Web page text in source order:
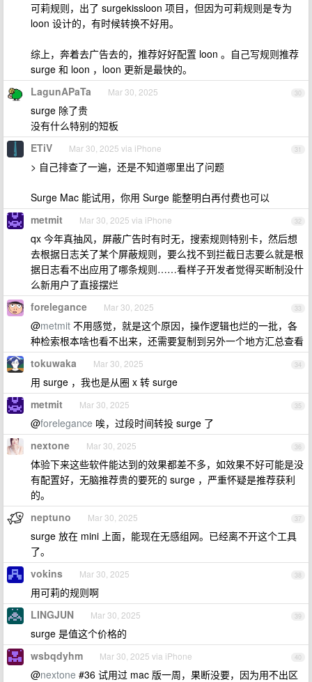
可莉规则，出了 surgekissloon 项目，但因为可莉规则是专为
loon 设计的，有时候转换不好用。
综上，奔着去广告去的，推荐好好配置 loon 。自己写规则推荐
surge 和 loon ，loon 更新是最快的。
30
LagunAPaTa Mar 30, 2025
surge 除了贵
没有什么特别的短板
31
ETiV Mar 30, 2025 via iPhone
> 自己排查了一遍，还是不知道哪里出了问题
Surge Mac 能试用，你用 Surge 能整明白再付费也可以
32
metmit Mar 30, 2025 via iPhone
qx 今年真抽风，屏蔽广告时有时无，搜索规则特别卡，然后想
去根据日志关了某个屏蔽规则，要么找不到拦截日志要么就是根
据日志看不出应用了哪条规则……看样子开发者觉得买断制没什
么新用户了直接摆烂
33
forelegance Mar 30, 2025
@metmit 不用感觉，就是这个原因，操作逻辑也烂的一批，各
种检索根本啥也看不出来，还需要复制到另外一个地方汇总查看
34
tokuwaka Mar 30, 2025
用 surge ，我也是从圈 x 转 surge
35
metmit Mar 30, 2025
@forelegance 唉，过段时间转投 surge 了
36
nextone Mar 30, 2025
体验下来这些软件能达到的效果都差不多，如效果不好可能是没
有配置好，无脑推荐贵的要死的 surge ，严重怀疑是推荐获利
的。
37
neptuno Mar 30, 2025
surge 放在 mini 上面，能现在无感组网。已经离不开这个工具
了。
38
vokins Mar 30, 2025
用可莉的规则啊
39
LINGJUN Mar 30, 2025
surge 是值这个价格的
40
wsbqdyhm Mar 30, 2025 via iPhone
@nextone #36 试用过 mac 版一周，果断没要，因为用不出区